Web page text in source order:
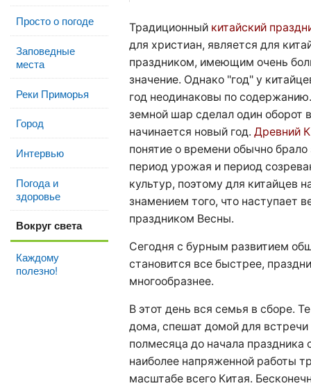
Просто о погоде
Заповедные
места
Реки Приморья
Город
Интервью
Погода и
здоровье
Вокруг света
Каждому
полезно!
Традиционный китайский
для христиан, является для
праздником, имеющим очень
значение. Однако "год" у
год неодинаковы по
земной шар сделал один оборот
начинается новый год. Древний
понятие о времени обычно
период урожая и период
культур, поэтому для китайцев
знамением того, что наступает
праздником Весны.
Сегодня с бурным развитием
становится все быстрее,
многообразнее.
В этот день вся семья в сборе.
дома, спешат домой для
полмесяца до начала праздника
наиболее напряженной работы
масштабе всего Китая.